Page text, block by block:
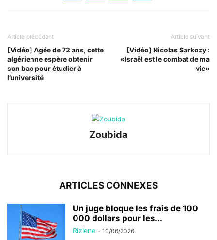
Article précédent
[Vidéo] Agée de 72 ans, cette
algérienne espère obtenir
son bac pour étudier à
l’université
Article suivant
[Vidéo] Nicolas Sarkozy :
«Israël est le combat de ma
vie»
Zoubida
ARTICLES CONNEXES
Un juge bloque les frais de 100
000 dollars pour les...
Rizlene - 10/06/2026